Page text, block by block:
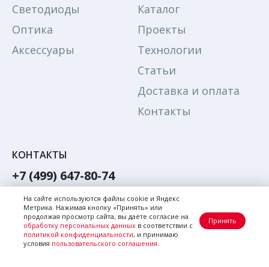
Светодиоды
Оптика
Аксессуары
Каталог
Проекты
Технологии
Статьи
Доставка и оплата
Контакты
КОНТАКТЫ
+7 (499) 647-80-74
Обратный звонок
Написать в Max
Написать в телеграм
На сайте используются файлы cookie и Яндекс
Метрика. Нажимая кнопку «Принять» или
продолжая просмотр сайта, вы даёте согласие на
обработку персональных данных в соответствии с
политикой конфиденциальности, и принимаю
условия пользовательского соглашения.
Принять